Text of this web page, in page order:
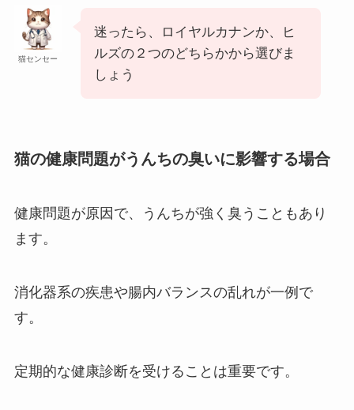
猫センセー
迷ったら、ロイヤルカナンか、ヒ
ルズの２つのどちらかから選びま
しょう
猫の健康問題がうんちの臭いに影響する場合
健康問題が原因で、うんちが強く臭うこともあり
ます。
消化器系の疾患や腸内バランスの乱れが一例で
す。
定期的な健康診断を受けることは重要です。